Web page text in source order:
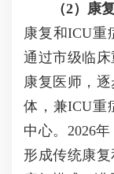
（2）康
康复和ICU重
通过市级临
康复医师，
体，兼ICU重
中心。2026
形成传统康